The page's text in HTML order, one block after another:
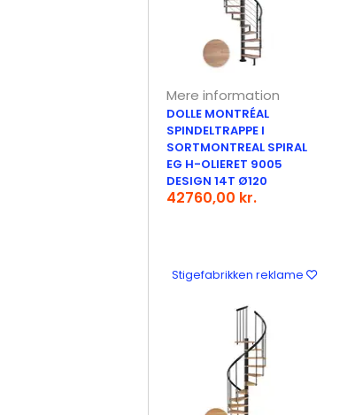
Mere information
DOLLE MONTRÉAL
SPINDELTRAPPE I
SORTMONTREAL SPIRAL
EG H-OLIERET 9005
DESIGN 14T Ø120
42760,00 kr.
Stigefabrikken reklame